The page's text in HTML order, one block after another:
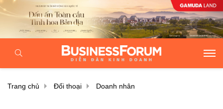
Trang chủ Đối thoại Doanh nhân